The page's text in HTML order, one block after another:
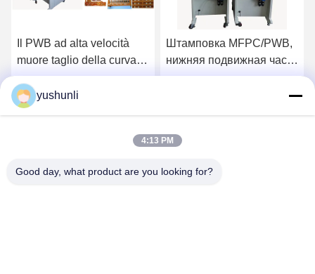
Il PWB ad alta velocità
muore taglio della curva
della punzonatrice FPC
без Стрейс (ПВБ с
высокой скоростью вниз
Штамповка MFPC/PWB,
нижняя подвижная часть
автоматического
yushunli
4:13 PM
Good day, what product are you looking for?